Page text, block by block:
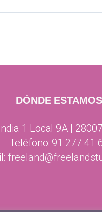
DÓNDE ESTAMOS
1 Local 9A |
Teléfono: 91 277 41